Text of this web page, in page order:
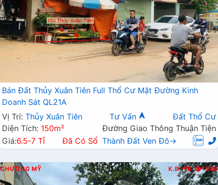
Bán Đất Thủy Xuân Tiên Full Thổ Cư Mặt Đường Kinh
Doanh Sát QL21A
Vị Trí: Thủy Xuân Tiên Tư Vấn
Đất Thổ Cư
Diện Tích: 150m²
Đường Giao Thông Thuận Tiện
Giá:6.5-7 Tỉ Đã Có Sổ Thành Đất Ven Đô→
CHƯƠNG MỸ K.D N 1558